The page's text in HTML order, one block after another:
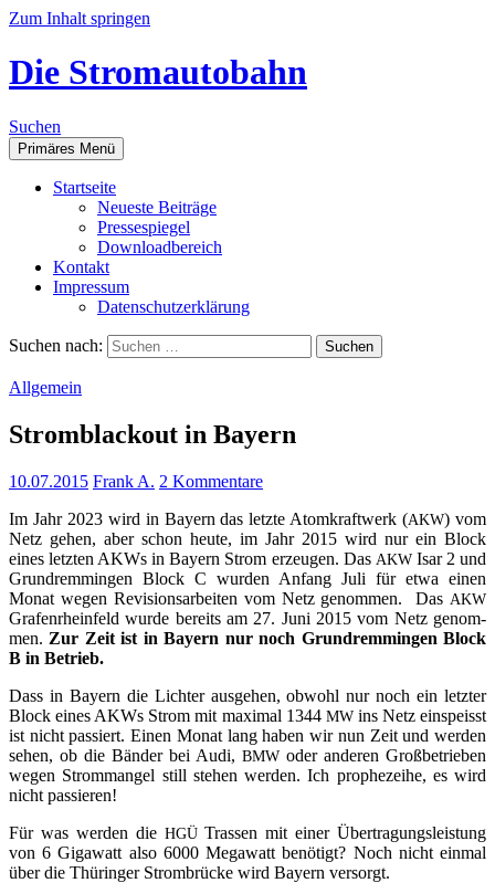
Zum Inhalt springen
Die Stromautobahn
Suchen
Primäres Menü
Start­sei­te
Neu­es­te Beiträge
Pres­se­spie­gel
Down­load­be­reich
Kon­takt
Impres­sum
Daten­schutz­er­klä­rung
Suchen nach:
Allgemein
Stromb­lack­out in Bayern
10.07.2015 Frank A. 2 Kommentare
Im Jahr 2023 wird in Bay­ern das letz­te Atom­kraft­werk (AKW) vom
Netz gehen, aber schon heu­te, im Jahr 2015 wird nur ein Block
eines letz­ten AKWs in Bay­ern Strom erzeu­gen. Das AKWIsar 2 und
Grund­rem­min­gen Block C wur­den Anfang Juli für etwa einen
Monat wegen Revi­si­ons­ar­bei­ten vom Netz genom­men. Das AKW
Gra­fen­rhein­feld wur­de bereits am 27. Juni 2015 vom Netz genom­
men. Zur Zeit ist in Bay­ern nur noch Grund­rem­min­gen Block
B in Betrieb.
Dass in Bay­ern die Lich­ter aus­ge­hen, obwohl nur noch ein letz­ter
Block eines AKWs Strom mit maxi­mal 1344 MWins Netz ein­speisst
ist nicht pas­siert. Einen Monat lang haben wir nun Zeit und wer­den
sehen, ob die Bän­der bei Audi, BMW oder ande­ren Groß­be­trie­ben
wegen Strom­man­gel still ste­hen wer­den. Ich pro­phe­zei­he, es wird
nicht passieren!
Für was wer­den die HGÜTras­sen mit einer Über­tra­gungs­leis­tung
von 6 Giga­watt also 6000 Mega­watt benö­tigt? Noch nicht ein­mal
über die Thü­rin­ger Strom­brü­cke wird Bay­ern versorgt.